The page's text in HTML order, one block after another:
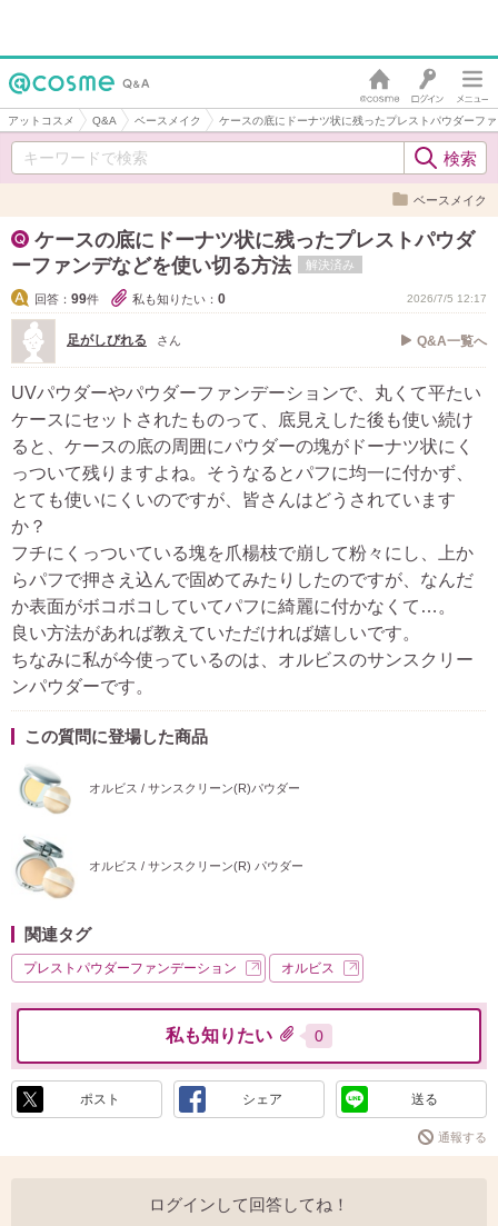
アットコスメ Q&A ベースメイク ケースの底にドーナツ状に残ったプレストパウダーフ
ベースメイク
ケースの底にドーナツ状に残ったプレストパウダ
ーファンデなどを使い切る方法
解決済み
回答： 99件 私も知りたい： 0 2026/7/5 12:17
足がしびれる さん Q&A一覧へ
UVパウダーやパウダーファンデーションで、丸くて平たい
ケースにセットされたものって、底見えした後も使い続け
ると、ケースの底の周囲にパウダーの塊がドーナツ状にく
っついて残りますよね。そうなるとパフに均一に付かず、
とても使いにくいのですが、皆さんはどうされています
か？
フチにくっついている塊を爪楊枝で崩して粉々にし、上か
らパフで押さえ込んで固めてみたりしたのですが、なんだ
か表面がボコボコしていてパフに綺麗に付かなくて…。
良い方法があれば教えていただければ嬉しいです。
ちなみに私が今使っているのは、オルビスのサンスクリー
ンパウダーです。
この質問に登場した商品
オルビス / サンスクリーン(R)パウダー
オルビス / サンスクリーン(R) パウダー
関連タグ
プレストパウダーファンデーション オルビス
私も知りたい 0
ポスト シェア 送る
通報する
ログインして回答してね！